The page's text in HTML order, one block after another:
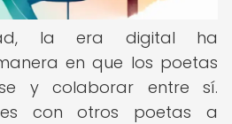
la era digital ha
en que los poetas
y colaborar entre sí.
con otros poetas a